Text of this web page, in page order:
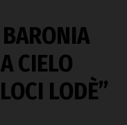
CIELO
LODÈ”